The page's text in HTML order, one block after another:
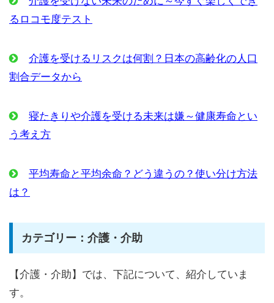
るロコモ度テスト
介護を受けるリスクは何割？日本の高齢化の人口
割合データから
寝たきりや介護を受ける未来は嫌～健康寿命とい
う考え方
平均寿命と平均余命？どう違うの？使い分け方法
は？
カテゴリー：介護・介助
【介護・介助】では、下記について、紹介していま
す。